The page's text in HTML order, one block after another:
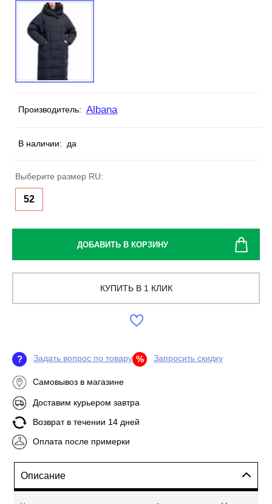
Производитель: Albana
В наличии: да
Выберите размер RU:
52
ДОБАВИТЬ В КОРЗИНУ
КУПИТЬ В 1 КЛИК
? Задать вопрос по товару % Запросить скидку
Самовывоз в магазине
Доставим курьером завтра
Возврат в течении 14 дней
Оплата после примерки
Описание